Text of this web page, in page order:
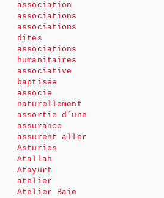
association
associations
associations
dites
associations
humanitaires
associative
baptisée
associe
naturellement
assortie d’une
assurance
assurent aller
Asturies
Atallah
Atayurt
atelier
Atelier Baie